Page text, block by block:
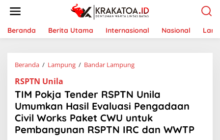
t
Beranda Berita Utama Internasional Nasional
Beranda / Lampung / Bandar Lampung
P
o
k
j
a
T
RSPTN Unila
TIM Pokja Tender RSPTN Unila
Umumkan Hasil Evaluasi Pengadaan
Civil Works Paket CWU untuk
Pembangunan RSPTN IRC dan WWTP